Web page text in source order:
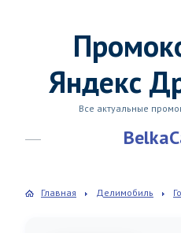
Яндекс
Все актуальные
Главная Делимобиль